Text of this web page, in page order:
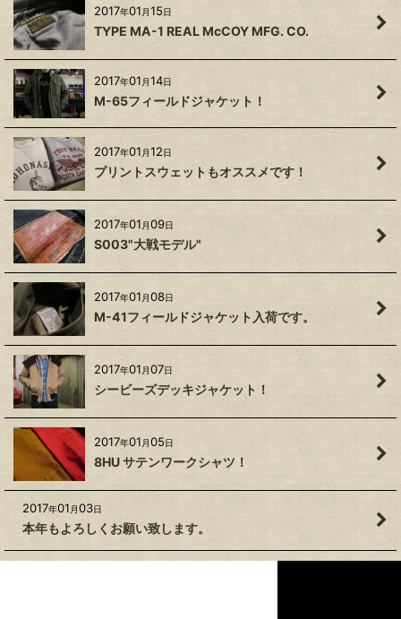
2017年01 月15日
TYPE MA-1 REAL McCOY MFG. CO.
2017年01 月14日
M-65フィールドジャケット！
2017年01 月12日
プリントスウェットもオススメです！
2017年01 月09日
S003"大戦モデル"
2017年01 月08日
M-41フィールドジャケット入荷です。
2017年01 月07日
シービーズデッキジャケット！
2017年01 月05日
8HU サテンワークシャツ！
2017年01 月03日
本年もよろしくお願い致します。